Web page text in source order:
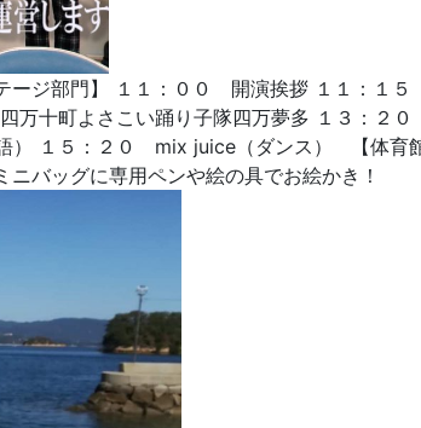
ージ部門】 １１：００ 開演挨拶 １１：１
十町よさこい踊り子隊四万夢多 １３：２
１５：２０ mix juice（ダンス） 【体育
バッグに専用ペンや絵の具でお絵かき！